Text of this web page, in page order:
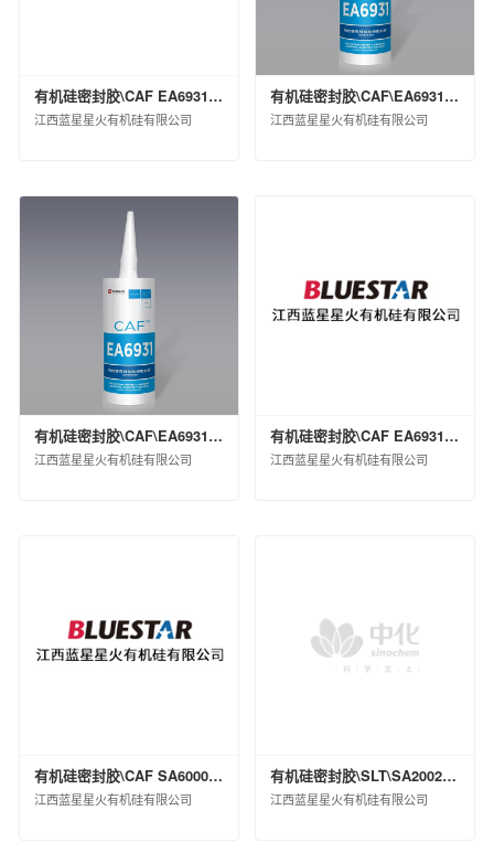
有机硅密封胶\CAF EA6931 H WHT 硬包\支装(kg)\0.42
江西蓝星星火有机硅有限公司
有机硅密封胶\CAF\EA6931 BLK\20L桶装(KG)\25
江西蓝星星火有机硅有限公司
有机硅密封胶\CAF\EA6931 WHT\桶装(KG)\25
江西蓝星星火有机硅有限公司
有机硅密封胶\CAF EA6931 H WHT\桶装(kg)\270
江西蓝星星火有机硅有限公司
有机硅密封胶\CAF SA6000 WHT硬包\支装(KG)\0.42
江西蓝星星火有机硅有限公司
有机硅密封胶\SLT\SA2002-A WHT\桶装(KG)\11
江西蓝星星火有机硅有限公司